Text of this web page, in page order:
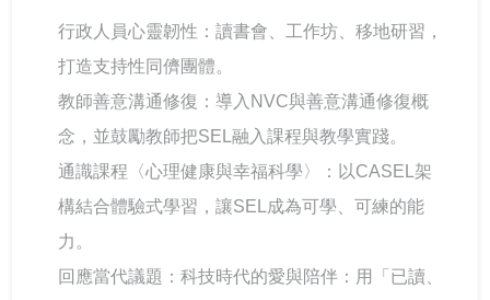
行政人員心靈韌性：讀書會、工作坊、移地研習，
打造支持性同儕團體。
教師善意溝通修復：導入NVC與善意溝通修復概
念，並鼓勵教師把SEL融入課程與教學實踐。
通識課程〈心理健康與幸福科學〉：以CASEL架
構結合體驗式學習，讓SEL成為可學、可練的能
力。
回應當代議題：科技時代的愛與陪伴：用「已讀、